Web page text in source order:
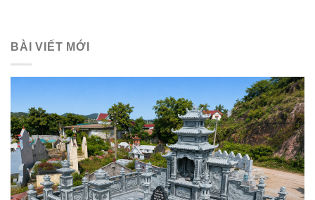
BÀI VIẾT MỚI